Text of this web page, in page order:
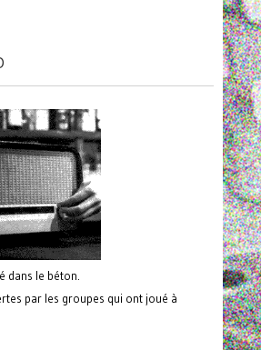
dans le béton.
par les groupes qui ont joué à